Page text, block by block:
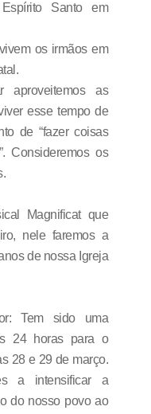
Santo em
os irmãos em
aproveitemos as
esse tempo de
de “fazer coisas
Consideremos os
Magnificat que
nele faremos a
de nossa Igreja
Tem sido uma
24 horas para o
28 e 29 de março.
a intensificar a
do nosso povo ao